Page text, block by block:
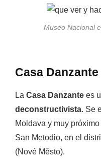
Museo Nacional
Casa Danzante
La Casa Danzante es
deconstructivista. Se
Moldava y muy
San Metodio, en el
(Nové Město).